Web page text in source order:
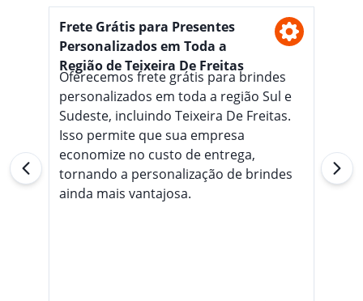
Frete Grátis para Presentes
Personalizados em Toda a
Região de Teixeira De Freitas
Oferecemos frete grátis para brindes
personalizados em toda a região Sul e
Sudeste, incluindo Teixeira De Freitas.
Isso permite que sua empresa
economize no custo de entrega,
tornando a personalização de brindes
ainda mais vantajosa.